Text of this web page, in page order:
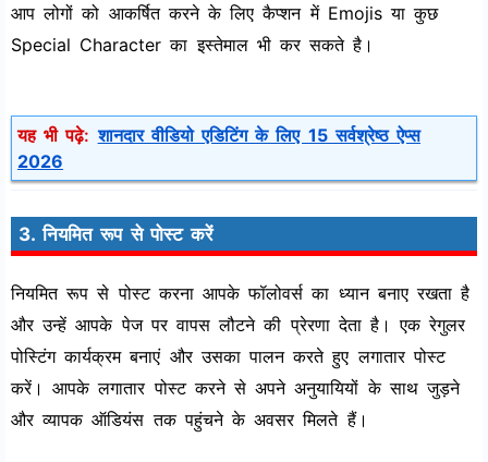
आप लोगों को आकर्षित करने के लिए कैप्शन में Emojis या कुछ
Special Character का इस्तेमाल भी कर सकते है।
यह भी पढ़े:शानदार वीडियो एडिटिंग के लिए 15 सर्वश्रेष्ठ ऐप्स
2026
3. नियमित रूप से पोस्ट करें
नियमित रूप से पोस्ट करना आपके फॉलोवर्स का ध्यान बनाए रखता है
और उन्हें आपके पेज पर वापस लौटने की प्रेरणा देता है। एक रेगुलर
पोस्टिंग कार्यक्रम बनाएं और उसका पालन करते हुए लगातार पोस्ट
करें। आपके लगातार पोस्ट करने से अपने अनुयायियों के साथ जुड़ने
और व्यापक ऑडियंस तक पहुंचने के अवसर मिलते हैं।